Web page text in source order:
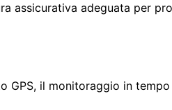
assicurativa adeguata per
il monitoraggio in